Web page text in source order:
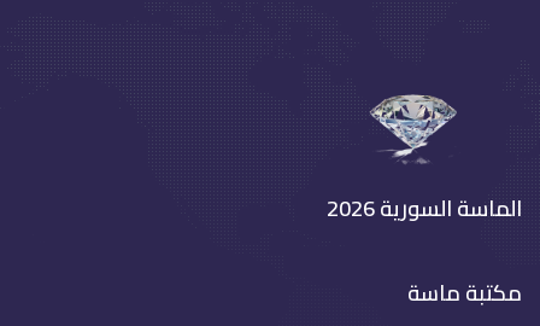
الماسة السورية 2026
مكتبة ماسة